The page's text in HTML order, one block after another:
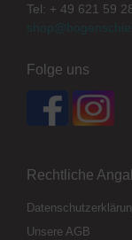
Tel: + 49 621 59
Folge uns
Rechtliche
Unsere AGB